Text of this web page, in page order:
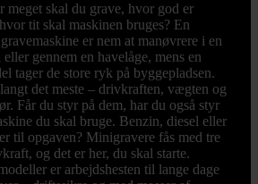
meget skal du grave, hvor god er
tit skal maskinen bruges? En
er nem at manøvrere i en
gennem en havelåge, mens en
tager de store ryk på byggepladsen.
det meste – drivkraften, vægten og
Får du styr på dem, har du også styr
du skal bruge. Benzin, diesel eller
til opgaven? Minigravere fås med tre
og det er her, du skal starte.
er arbejdshesten til lange dage